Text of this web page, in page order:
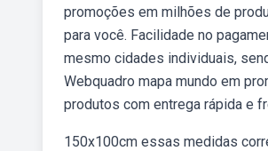
promoções em milhões de
para você. Facilidade no
mesmo cidades individuais,
Webquadro mapa mundo em
produtos com entrega rápida e
150x100cm essas medidas